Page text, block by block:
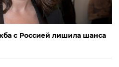
с Россией лишила шанса